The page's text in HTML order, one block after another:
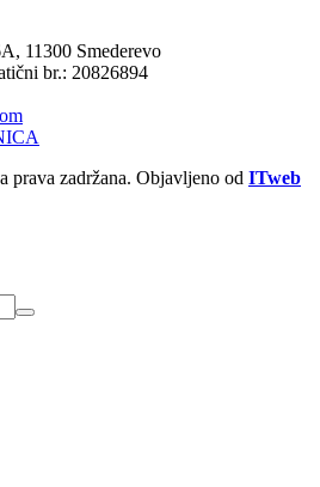
11300 Smederevo
br.: 20826894
zadržana. Objavljeno od ITweb